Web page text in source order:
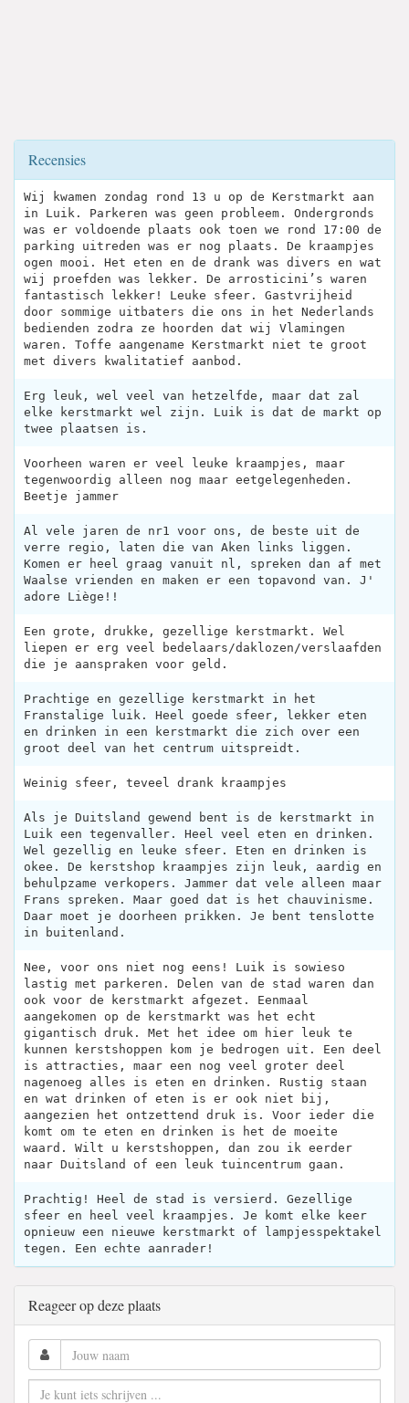
Recensies
Wij kwamen zondag rond 13 u op de Kerstmarkt aan
in Luik. Parkeren was geen probleem. Ondergronds
was er voldoende plaats ook toen we rond 17:00 de
parking uitreden was er nog plaats. De kraampjes
ogen mooi. Het eten en de drank was divers en wat
wij proefden was lekker. De arrosticini’s waren
fantastisch lekker! Leuke sfeer. Gastvrijheid
door sommige uitbaters die ons in het Nederlands
bedienden zodra ze hoorden dat wij Vlamingen
waren. Toffe aangename Kerstmarkt niet te groot
met divers kwalitatief aanbod.
Erg leuk, wel veel van hetzelfde, maar dat zal
elke kerstmarkt wel zijn. Luik is dat de markt op
twee plaatsen is.
Voorheen waren er veel leuke kraampjes, maar
tegenwoordig alleen nog maar eetgelegenheden.
Beetje jammer
Al vele jaren de nr1 voor ons, de beste uit de
verre regio, laten die van Aken links liggen.
Komen er heel graag vanuit nl, spreken dan af met
Waalse vrienden en maken er een topavond van. J'
adore Liège!!
Een grote, drukke, gezellige kerstmarkt. Wel
liepen er erg veel bedelaars/daklozen/verslaafden
die je aanspraken voor geld.
Prachtige en gezellige kerstmarkt in het
Franstalige luik. Heel goede sfeer, lekker eten
en drinken in een kerstmarkt die zich over een
groot deel van het centrum uitspreidt.
Weinig sfeer, teveel drank kraampjes
Als je Duitsland gewend bent is de kerstmarkt in
Luik een tegenvaller. Heel veel eten en drinken.
Wel gezellig en leuke sfeer. Eten en drinken is
okee. De kerstshop kraampjes zijn leuk, aardig en
behulpzame verkopers. Jammer dat vele alleen maar
Frans spreken. Maar goed dat is het chauvinisme.
Daar moet je doorheen prikken. Je bent tenslotte
in buitenland.
Nee, voor ons niet nog eens! Luik is sowieso
lastig met parkeren. Delen van de stad waren dan
ook voor de kerstmarkt afgezet. Eenmaal
aangekomen op de kerstmarkt was het echt
gigantisch druk. Met het idee om hier leuk te
kunnen kerstshoppen kom je bedrogen uit. Een deel
is attracties, maar een nog veel groter deel
nagenoeg alles is eten en drinken. Rustig staan
en wat drinken of eten is er ook niet bij,
aangezien het ontzettend druk is. Voor ieder die
komt om te eten en drinken is het de moeite
waard. Wilt u kerstshoppen, dan zou ik eerder
naar Duitsland of een leuk tuincentrum gaan.
Prachtig! Heel de stad is versierd. Gezellige
sfeer en heel veel kraampjes. Je komt elke keer
opnieuw een nieuwe kerstmarkt of lampjesspektakel
tegen. Een echte aanrader!
Reageer op deze plaats